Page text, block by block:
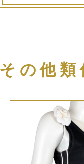
その他類